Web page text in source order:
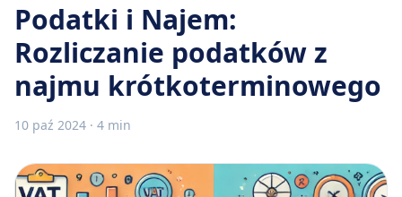
Podatki i Najem:
Rozliczanie podatków z
najmu krótkoterminowego
10 paź 2024 · 4 min